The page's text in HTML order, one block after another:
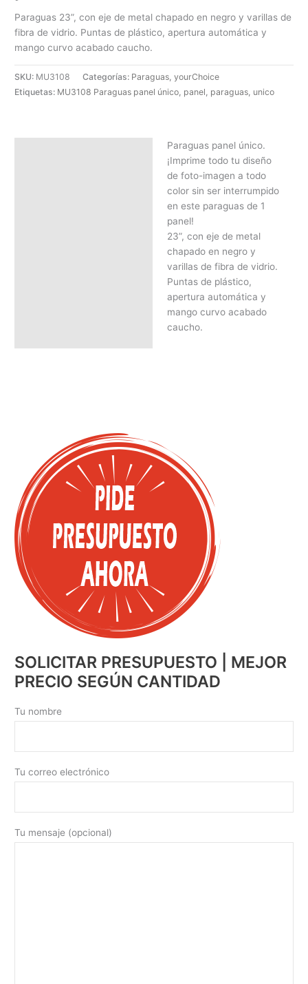
Paraguas 23”, con eje de metal chapado en negro y varillas de
fibra de vidrio. Puntas de plástico, apertura automática y
mango curvo acabado caucho.
SKU: MU3108 Categorías: Paraguas,yourChoice
Etiquetas: MU3108 Paraguas panel único, panel, paraguas, unico
Paraguas panel único.
¡Imprime todo tu diseño
de foto-imagen a todo
color sin ser interrumpido
en este paraguas de 1
panel!
23”, con eje de metal
chapado en negro y
varillas de fibra de vidrio.
Puntas de plástico,
apertura automática y
mango curvo acabado
caucho.
SOLICITAR PRESUPUESTO | MEJOR
PRECIO SEGÚN CANTIDAD
Tu nombre
Tu correo electrónico
Tu mensaje (opcional)